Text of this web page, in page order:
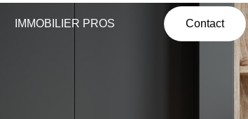
IMMOBILIER PROS Contact